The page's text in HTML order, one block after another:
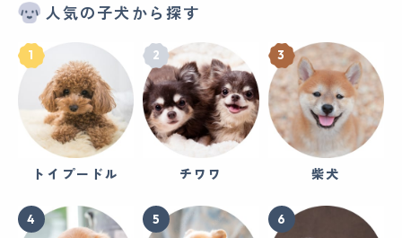
人気の子犬から探す
トイプードル チワワ 柴犬